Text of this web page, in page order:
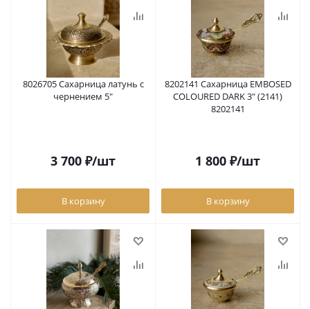
8026705 Сахарница латунь с
чернением 5"
3 700 ₽/шт
В корзину
8202141 Сахарница EMBOSED
COLOURED DARK 3" (2141)
8202141
1 800 ₽/шт
В корзину